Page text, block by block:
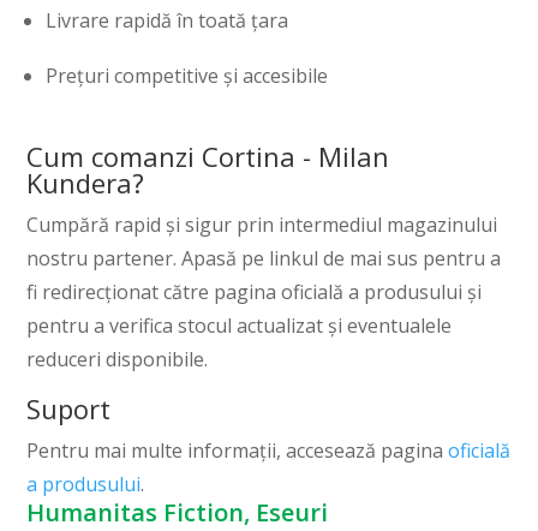
Livrare rapidă în toată țara
Prețuri competitive și accesibile
Cum comanzi Cortina - Milan
Kundera?
Cumpără rapid și sigur prin intermediul magazinului
nostru partener. Apasă pe linkul de mai sus pentru a
fi redirecționat către pagina oficială a produsului și
pentru a verifica stocul actualizat și eventualele
reduceri disponibile.
Suport
Pentru mai multe informații, accesează paginaoficială
a produsului.
Humanitas Fiction, Eseuri